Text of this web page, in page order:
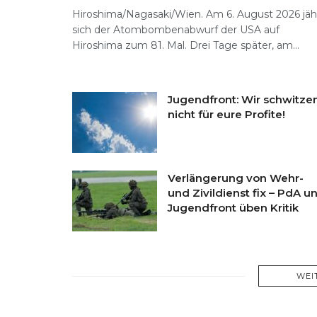
Hiroshima/Nagasaki/Wien. Am 6. August 2026
sich der Atombombenabwurf der USA auf
Hiroshima zum 81. Mal. Drei Tage später, am...
Jugendfront: Wir
nicht für eure Profite!
Verlängerung von Wehr-
und Zivildienst fix – PdA
Jugendfront üben Kritik